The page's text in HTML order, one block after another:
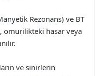
Rezonans) ve BT
omurilikteki hasar veya
ve sinirlerin